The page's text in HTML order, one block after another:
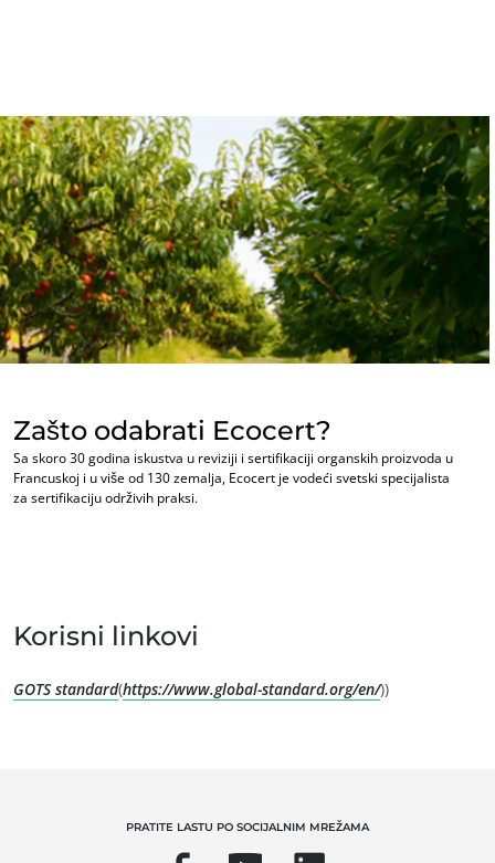
Korporativna društvena odgovornost - CSR
Zašto odabrati Ecocert?
Sa skoro 30 godina iskustva u reviziji i sertifikaciji organskih proizvoda u
Francuskoj i u više od 130 zemalja, Ecocert je vodeći svetski specijalista
za sertifikaciju održivih praksi.
Korisni linkovi
GOTS standard(https://www.global-standard.org/en/))
PRATITE LASTU PO SOCIJALNIM MREŽAMA